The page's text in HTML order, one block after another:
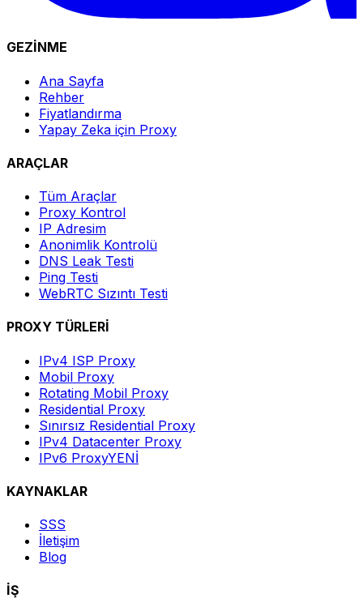
GEZİNME
Ana Sayfa
Rehber
Fiyatlandırma
Yapay Zeka için Proxy
ARAÇLAR
Tüm Araçlar
Proxy Kontrol
IP Adresim
Anonimlik Kontrolü
DNS Leak Testi
Ping Testi
WebRTC Sızıntı Testi
PROXY TÜRLERİ
IPv4 ISP Proxy
Mobil Proxy
Rotating Mobil Proxy
Residential Proxy
Sınırsız Residential Proxy
IPv4 Datacenter Proxy
IPv6 ProxyYENİ
KAYNAKLAR
SSS
İletişim
Blog
İŞ